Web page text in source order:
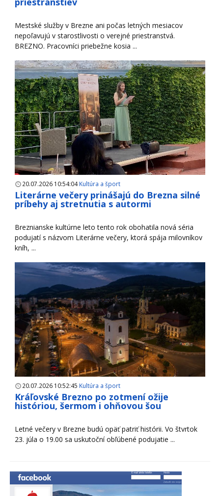
Mestské služby v Brezne ani počas letných mesiacov
nepoľavujú v starostlivosti o verejné priestranstvá.
BREZNO. Pracovníci priebežne kosia ...
20.07.2026 10:54:04Kultúra a šport
Literárne večery prinášajú do Brezna silné
príbehy aj stretnutia s autormi
Breznianske kultúrne leto tento rok obohatila nová séria
podujatí s názvom Literárne večery, ktorá spája milovníkov
kníh, ...
20.07.2026 10:52:45 Kultúra a šport
Kráľovské Brezno po zotmení ožije
históriou, šermom i ohňovou šou
Letné večery v Brezne budú opäť patriť histórii. Vo štvrtok
23. júla o 19.00 sa uskutoční obľúbené podujatie ...